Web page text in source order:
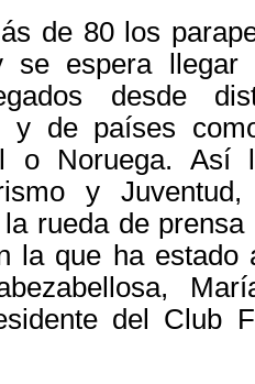
de 80 los
se espera
desde
y de países
o Noruega. Así
y
rueda de
la que ha estado
del Club